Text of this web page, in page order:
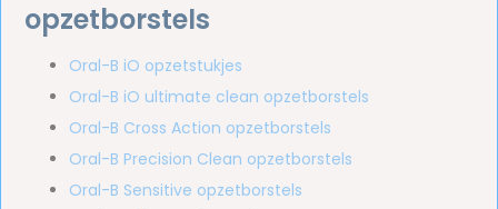
opzetborstels
Oral-B iO opzetstukjes
Oral-B iO ultimate clean opzetborstels
Oral-B Cross Action opzetborstels
Oral-B Precision Clean opzetborstels
Oral-B Sensitive opzetborstels